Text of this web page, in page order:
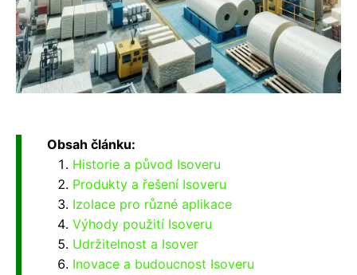
Obsah článku:
Historie a původ Isoveru
Produkty a řešení Isoveru
Izolace pro různé aplikace
Výhody použití Isoveru
Udržitelnost a Isover
Inovace a budoucnost Isoveru